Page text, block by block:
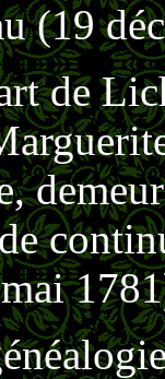
(19
de